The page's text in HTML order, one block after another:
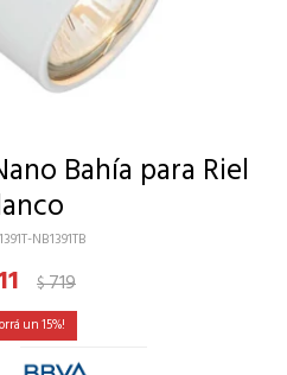
Bahía para Riel
NB1391TB
$719
15